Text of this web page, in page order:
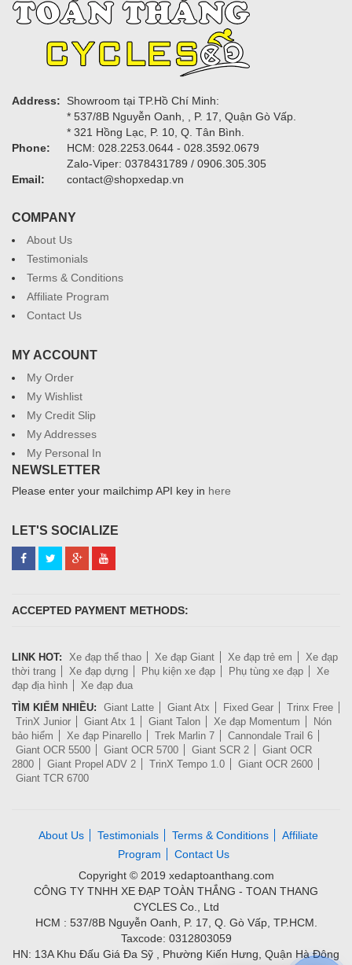
Address:
Showroom tại TP.Hồ Chí Minh:
* 537/8B Nguyễn Oanh, , P. 17, Quận Gò Vấp.
* 321 Hồng Lạc, P. 10, Q. Tân Bình.
Phone:
HCM: 028.2253.0644 - 028.3592.0679
Zalo-Viper: 0378431789 / 0906.305.305
Email:
contact@shopxedap.vn
COMPANY
About Us
Testimonials
Terms & Conditions
Affiliate Program
Contact Us
MY ACCOUNT
My Order
My Wishlist
My Credit Slip
My Addresses
My Personal In
NEWSLETTER
Please enter your mailchimp API key in here
LET'S SOCIALIZE
ACCEPTED PAYMENT METHODS:
LINK HOT: Xe đạp thể thao Xe đạp Giant Xe đạp trẻ em
Xe đạp
thời trang
Xe đạp dựng Phụ kiện xe đạp Phụ tùng xe đạp
Xe
đạp địa hình
Xe đạp đua
TÌM KIẾM NHIỀU:
Giant Latte Giant Atx Fixed Gear
Trinx Free
TrinX Junior
Giant Atx 1 Giant Talon Xe đạp Momentum
Nón
bảo hiểm
Xe đạp Pinarello Trek Marlin 7
Cannondale Trail 6
Giant OCR 5500
Giant OCR 5700 Giant SCR 2
Giant OCR
2800
Giant Propel ADV 2 TrinX Tempo 1.0
Giant OCR 2600
Giant TCR 6700
About Us Testimonials Terms & Conditions
Affiliate
Program
Contact Us
Copyright © 2019 xedaptoanthang.com
CÔNG TY TNHH XE ĐẠP TOÀN THẮNG - TOAN THANG
CYCLES Co., Ltd
HCM : 537/8B Nguyễn Oanh, P. 17, Q. Gò Vấp, TP.HCM.
Taxcode: 0312803059
HN: 13A Khu Đấu Giá Đa Sỹ , Phường Kiến Hưng, Quận Hà Đông